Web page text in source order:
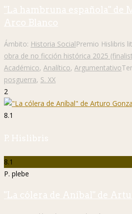
"La hambruna española" de
Arco Blanco
Ámbito: Historia SocialPremio Hislibris
obra de no ficción histórica 2025
Académico, Analítico, Argumentativo
posguerra, S. XX
2
8.1
P. Hislibris
8.1
P. plebe
"La cólera de Aníbal" de